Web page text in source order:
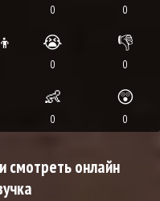
0 0
😭
0
👎
0
👶
0
😲
0
онлайн